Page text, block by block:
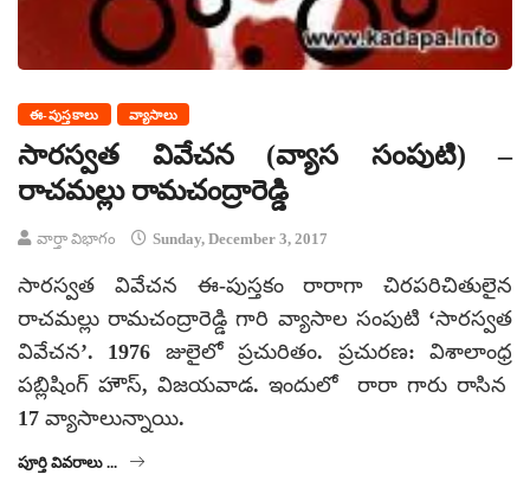
ఈ-పుస్తకాలు వ్యాసాలు
సారస్వత వివేచన (వ్యాస సంపుటి) –
రాచమల్లు రామచంద్రారెడ్డి
వార్తా విభాగం Sunday, December 3, 2017
సారస్వత వివేచన ఈ-పుస్తకం రారాగా చిరపరిచితులైన
రాచమల్లు రామచంద్రారెడ్డి గారి వ్యాసాల సంపుటి ‘సారస్వత
వివేచన’. 1976 జులైలో ప్రచురితం. ప్రచురణ: విశాలాంధ్ర
పబ్లిషింగ్ హౌస్, విజయవాడ. ఇందులో రారా గారు రాసిన
17 వ్యాసాలున్నాయి.
పూర్తి వివరాలు ...